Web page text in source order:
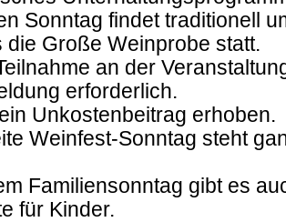
Sonntag findet traditionell
die Große Weinprobe statt.
an der
erforderlich.
Unkostenbeitrag erhoben.
Weinfest-Sonntag steht
Familiensonntag gibt es
für Kinder.